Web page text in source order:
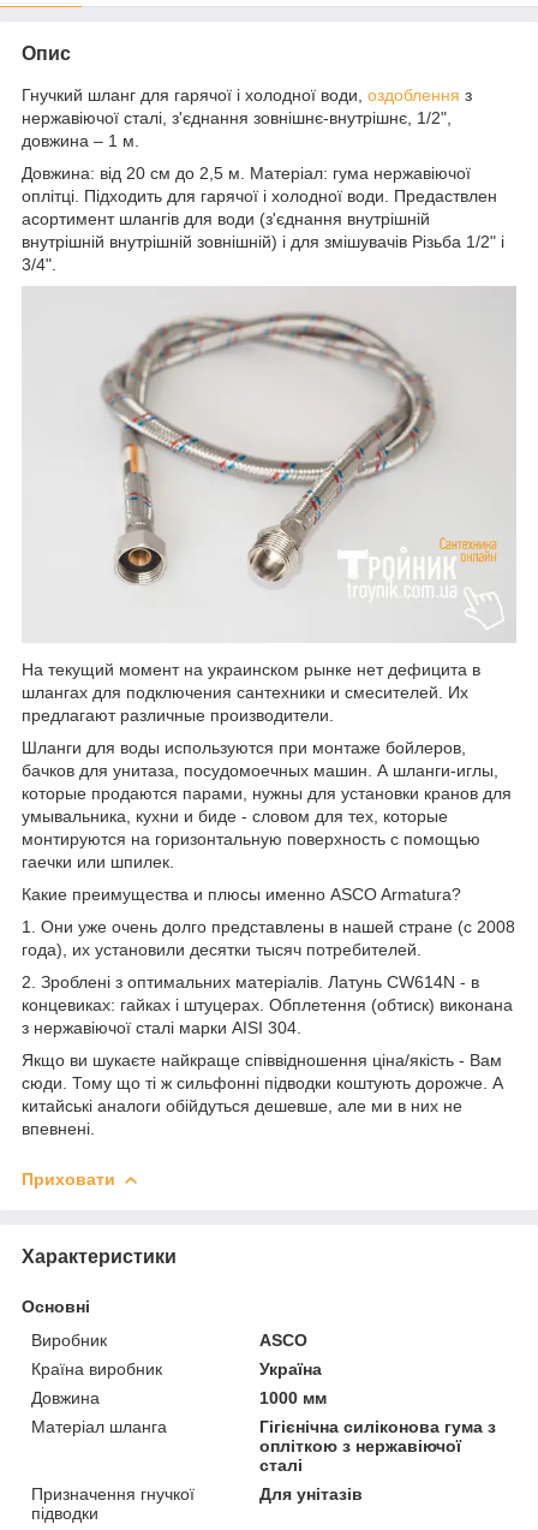
Опис
Гнучкий шланг для гарячої і холодної води, оздоблення з
нержавіючої сталі, з'єднання зовнішнє-внутрішнє, 1/2",
довжина – 1 м.
Довжина: від 20 см до 2,5 м. Матеріал: гума нержавіючої
оплітці. Підходить для гарячої і холодної води. Предаствлен
асортимент шлангів для води (з'єднання внутрішній
внутрішній внутрішній зовнішній) і для змішувачів Різьба 1/2" і
3/4".
На текущий момент на украинском рынке нет дефицита в
шлангах для подключения сантехники и смесителей. Их
предлагают различные производители.
Шланги для воды используются при монтаже бойлеров,
бачков для унитаза, посудомоечных машин. А шланги-иглы,
которые продаются парами, нужны для установки кранов для
умывальника, кухни и биде - словом для тех, которые
монтируются на горизонтальную поверхность с помощью
гаечки или шпилек.
Какие преимущества и плюсы именно ASCO Armatura?
1. Они уже очень долго представлены в нашей стране (с 2008
года), их установили десятки тысяч потребителей.
2. Зроблені з оптимальних матеріалів. Латунь CW614N - в
концевиках: гайках і штуцерах. Обплетення (обтиск) виконана
з нержавіючої сталі марки AISI 304.
Якщо ви шукаєте найкраще співвідношення ціна/якість - Вам
сюди. Тому що ті ж сильфонні підводки коштують дорожче. А
китайські аналоги обійдуться дешевше, але ми в них не
впевнені.
Приховати
Характеристики
Основні
Виробник
ASCO
Країна виробник
Україна
Довжина
1000 мм
Матеріал шланга
Гігієнічна силіконова гума з
опліткою з нержавіючої
сталі
Призначення гнучкої
підводки
Для унітазів